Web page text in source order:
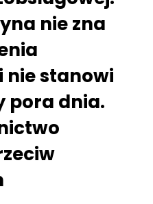
nie zna
nie stanowi
pora dnia.